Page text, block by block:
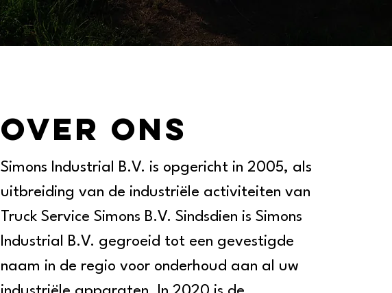
OVER ONS
Simons Industrial B.V. is opgericht in 2005, als
uitbreiding van de industriële activiteiten van
Truck Service Simons B.V. Sindsdien is Simons
Industrial B.V. gegroeid tot een gevestigde
naam in de regio voor onderhoud aan al uw